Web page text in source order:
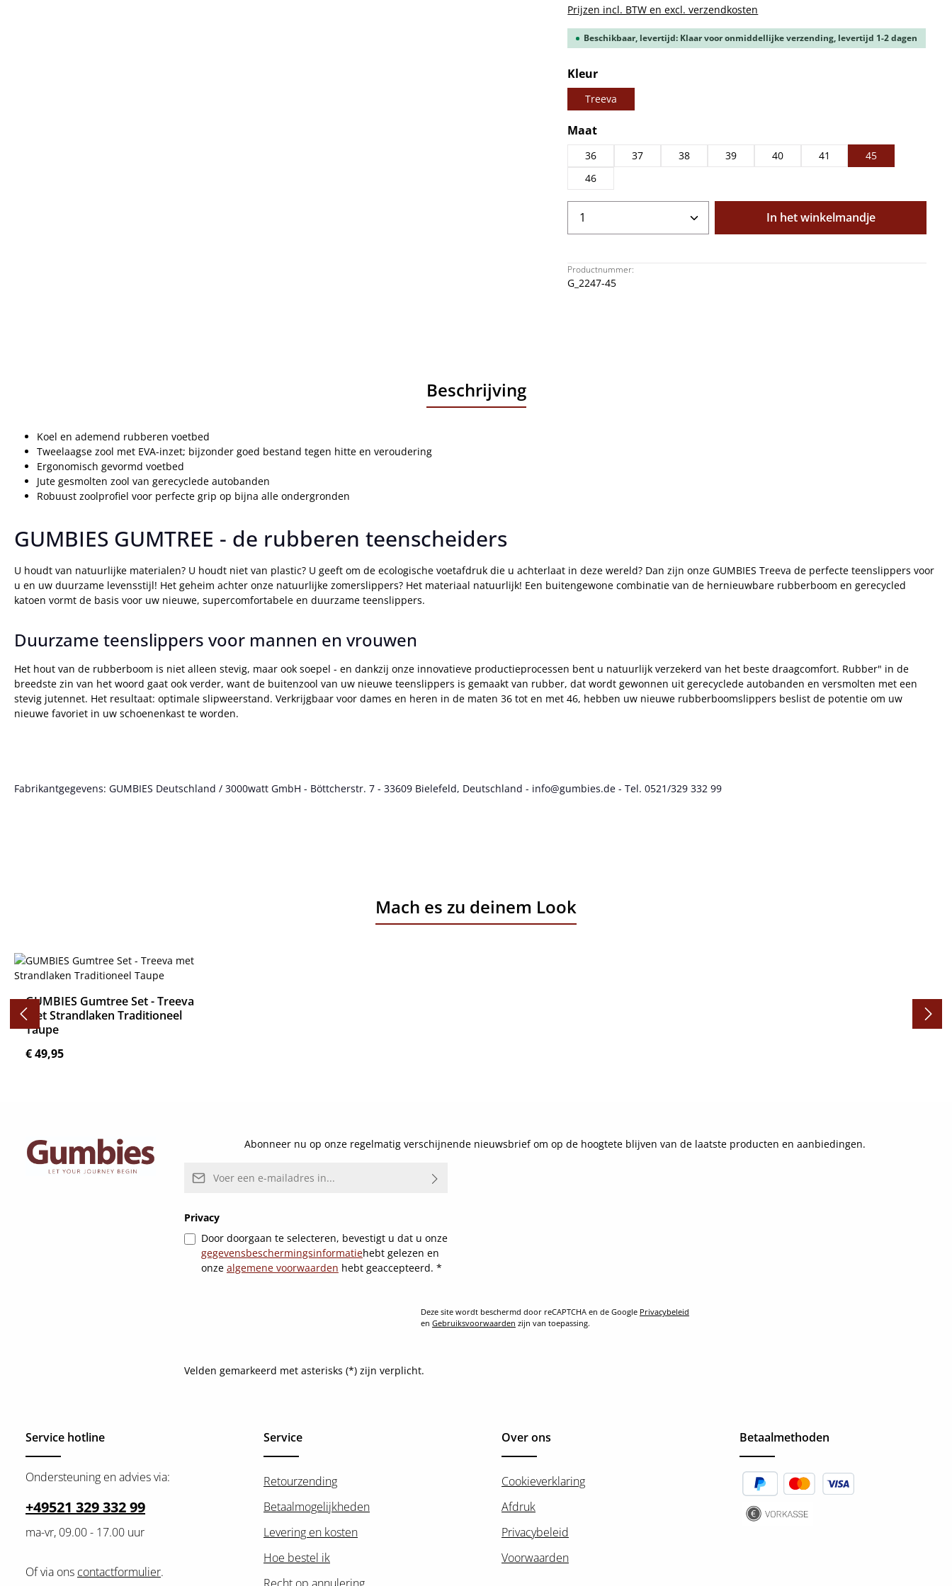
Prijzen incl. BTW en excl. verzendkosten
Beschikbaar, levertijd: Klaar voor onmiddellijke verzending, levertijd 1-2 dagen
Selecteer
Kleur
Treeva
Selecteer
Maat
36 37 38 39 40 41
45
46
Producthoeveelheid: Voer de gewenste
In het winkelmandje
Productnummer:
G_2247-45
Beschrijving
Koel en ademend rubberen voetbed
Tweelaagse zool met EVA-inzet; bijzonder goed bestand tegen hitte en veroudering
Ergonomisch gevormd voetbed
Jute gesmolten zool van gerecyclede autobanden
Robuust zoolprofiel voor perfecte grip op bijna alle ondergronden
GUMBIES GUMTREE - de rubberen teenscheiders
U houdt van natuurlijke materialen? U houdt niet van plastic? U geeft om de ecologische voetafdruk die u achterlaat in deze wereld? Dan zijn onze GUMBIES Treeva de perfecte teenslippers voor
u en uw duurzame levensstijl! Het geheim achter onze natuurlijke zomerslippers? Het materiaal natuurlijk! Een buitengewone combinatie van de hernieuwbare rubberboom en gerecycled
katoen vormt de basis voor uw nieuwe, supercomfortabele en duurzame teenslippers.
Duurzame teenslippers voor mannen en vrouwen
Het hout van de rubberboom is niet alleen stevig, maar ook soepel - en dankzij onze innovatieve productieprocessen bent u natuurlijk verzekerd van het beste draagcomfort. Rubber" in de
breedste zin van het woord gaat ook verder, want de buitenzool van uw nieuwe teenslippers is gemaakt van rubber, dat wordt gewonnen uit gerecyclede autobanden en versmolten met een
stevig jutennet. Het resultaat: optimale slipweerstand. Verkrijgbaar voor dames en heren in de maten 36 tot en met 46, hebben uw nieuwe rubberboomslippers beslist de potentie om uw
nieuwe favoriet in uw schoenenkast te worden.
Fabrikantgegevens: GUMBIES Deutschland / 3000watt GmbH - Böttcherstr. 7 - 33609 Bielefeld, Deutschland - info@gumbies.de - Tel. 0521/329 332 99
Mach es zu deinem Look
Productgalerij overslaan
GUMBIES Gumtree Set - Treeva
met Strandlaken Traditioneel
Taupe
Normale prijs:
€ 49,95
Abonneer nu op onze regelmatig verschijnende nieuwsbrief om op de hoogtete blijven van de laatste producten en aanbiedingen.
E-mailadres*
Privacy
Door doorgaan te selecteren, bevestigt u dat u onze
gegevensbeschermingsinformatiehebt gelezen en
onze algemene voorwaarden hebt geaccepteerd. *
Deze site wordt beschermd door reCAPTCHA en de Google Privacybeleid
en Gebruiksvoorwaarden zijn van toepassing.
Velden gemarkeerd met asterisks (*) zijn verplicht.
Service hotline
Ondersteuning en advies via:
+49521 329 332 99
ma-vr, 09.00 - 17.00 uur
Of via ons contactformulier.
Service
Retourzending
Betaalmogelijkheden
Levering en kosten
Hoe bestel ik
Over ons
Cookieverklaring
Afdruk
Privacybeleid
Voorwaarden
Betaalmethoden